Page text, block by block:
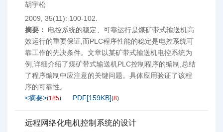
胡宇松
2009, 35(11): 100-102.
摘要：
电控系统的稳定、可靠运行是煤矿带式输送机高
效运行的重要保证,而PLC程序性能的稳定是电控系统可
靠工作的先决条件。文章以某矿带式输送机电控系统为
例,详细介绍了煤矿带式输送机PLC控制程序的编制,总结
了程序编制中应注意的关键问题。具体应用验证了该程
序的可靠性。
<摘要>(185) PDF[159KB](8)
远程网络化电机控制系统的设计